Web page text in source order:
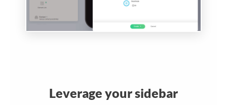
Leverage your sidebar